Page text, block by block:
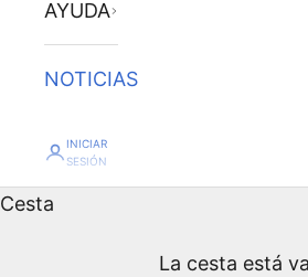
AYUDA
NOTICIAS
INICIAR
SESIÓN
Cesta
La cesta está